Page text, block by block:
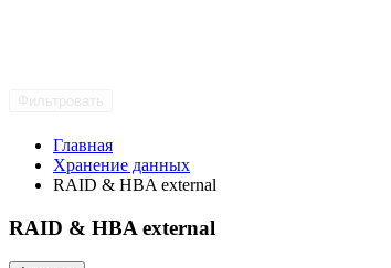
Главная
Хранение данных
RAID & HBA external
RAID & HBA external